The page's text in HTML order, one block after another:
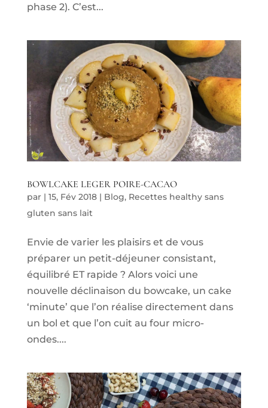
phase 2). C’est...
BOWLCAKE LEGER POIRE-CACAO
par | 15, Fév 2018| Blog, Recettes healthy sans
gluten sans lait
Envie de varier les plaisirs et de vous
préparer un petit-déjeuner consistant,
équilibré ET rapide ? Alors voici une
nouvelle déclinaison du bowcake, un cake
‘minute’ que l’on réalise directement dans
un bol et que l’on cuit au four micro-
ondes....